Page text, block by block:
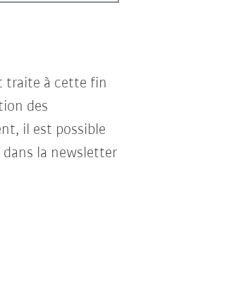
traite à cette fin
des
il est possible
la newsletter